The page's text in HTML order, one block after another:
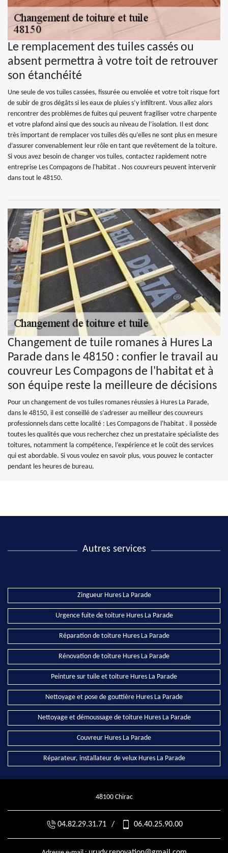
Le remplacement des tuiles cassés ou
absent permettra à votre toit de retrouver
son étanchéité
Une seule de vos tuiles cassées, fissurée ou envolée et votre toit risque fort
de subir de gros dégâts si les eaux de pluies s’y infiltrent. Vous allez alors
rencontrer des problèmes de fuites qui peuvent fragiliser votre charpente
et votre plafond ainsi que des soucis au niveau de l’isolation. Il est donc
très important de remplacer vos tuiles dès qu’elles ne sont plus en mesure
d’assurer convenablement leur rôle en tant que revêtement de la toiture.
Si vous avez besoin de changer vos tuiles, contactez rapidement notre
entreprise Les Compagons de l'habitat . Nos couvreurs peuvent intervenir
dans tout le 48150.
Changement de tuile romanes à Hures La
Parade dans le 48150 : confier le travail au
couvreur Les Compagons de l'habitat et à
son équipe reste la meilleure de décisions
Pour un changement de vos tuiles romanes réussies à Hures La Parade,
dans le 48150, il est conseillé de s’adresser au meilleur des couvreurs
professionnels dans cette localité : Les Compagons de l'habitat . il possède
toutes les qualités que vous recherchez chez un prestataire spécialiste des
toitures, notamment la compétence, l’expérience et le coût des services
qui est abordable. Si vous voulez en savoir plus, vous pouvez le contacter
pendant les heures de bureau.
Autres services
Zingueur Hures La Parade
Urgence fuite de toiture Hures La Parade
Réparation de toiture Hures La Parade
Rénovation de toiture Hures La Parade
Peinture sur tuile et toiture Hures La Parade
Nettoyage et pose de gouttière Hures La Parade
Nettoyage et démoussage de toiture Hures La Parade
Couvreur Hures La Parade
Réparateur, installateur de velux Hures La Parade
48100 Chirac
04.82.29.31.71 / 06.40.25.90.00